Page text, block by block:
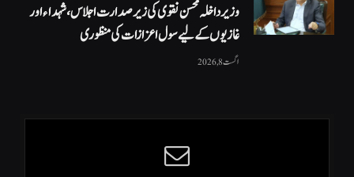
وزیرداخلہ محسن نقوی کی زیر صدارت اجلاس، شہداء اور
غازیوں کے لیے سول اعزازات کی منظوری
اگست 8, 2026